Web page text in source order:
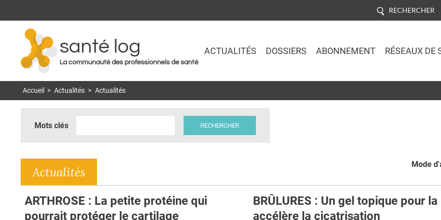
RECHERCHER
santé log
La communauté des professionnels de santé
ACTUALITÉS DOSSIERS ABONNEMENT RÉSEAUX DE
Accueil > Actualités > Actualités
Mots clés
Mode
Actualités
ARTHROSE : La petite protéine qui
pourrait protéger le cartilage
BRÛLURES : Un gel topique pour la
accélère la cicatrisation